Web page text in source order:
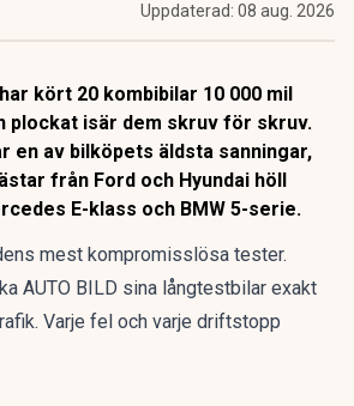
Uppdaterad: 08 aug. 2026
kört 20 kombibilar 10 000 mil
plockat isär dem skruv för skruv.
en av bilköpets äldsta sanningar,
från Ford och Hyundai höll
E-klass och BMW 5-serie.
mest kompromisslösa tester.
AUTO BILD sina långtestbilar exakt
Varje fel och varje driftstopp